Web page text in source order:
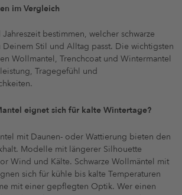
im Vergleich
bestimmen, welcher schwarze
Deinem Stil und Alltag passt. Die wichtigsten
Wollmantel, Trenchcoat und Wintermantel
Tragegefühl und
eignet sich für kalte Wintertage?
mit Daunen- oder Wattierung bieten den
Modelle mit längerer Silhouette
Wind und Kälte. Schwarze Wollmäntel mit
sich für kühle bis kalte Temperaturen
mit einer gepflegten Optik. Wer einen